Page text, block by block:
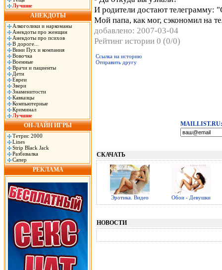
Лучшие
АНЕКДОТЫ
Алкоголики и наркоманы
Анекдоты про женщин
Анекдоты про психов
В дороге...
Вини Пух и компания
Вовочка
Военные
Врачи и пациенты
Дети
Евреи
Звери
Знаменитости
Кавказцы
Компьютерные
Криминал
Лучшие
ОН-ЛАЙН ИГРЫ
Тетрис 2000
Lines
Strip Black Jack
Разбивалка
Сапер
РЕКЛАМА
И родители достают телеграмму:
Мой папа, как мог, сэкономил на
добавлено: 2007-03-04
Рейтинг истории 0 (0/0)
Ссылка на историю
Отправить другу
MAILLIST.RU:
СКАЧАТЬ
Эротика. Видео Обои - Девушки
НОВОСТИ